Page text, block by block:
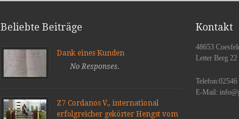
Beliebte Beiträge
Dank eines Kunden
No Responses.
Z7 Cordanos V., international
erfolgreicher gekörter Hengst vom
Kontakt
48653
Letter Berg 22
Telefon:02546
E-Mail: